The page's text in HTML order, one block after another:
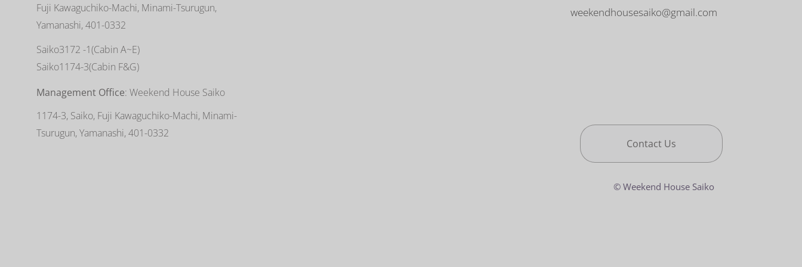
Fuji Kawaguchiko-Machi, Minami-Tsurugun,
Yamanashi, 401-0332
Saiko3172 -1(Cabin A~E)
Saiko1174-3(​Cabin F&G)
Management Office: Weekend House Saiko
1174-3, Saiko, Fuji Kawaguchiko-Machi, Minami-
Tsurugun, Yamanashi, 401-0332
weekendhousesaiko@gmail.com
Contact Us
© Weekend House Saiko